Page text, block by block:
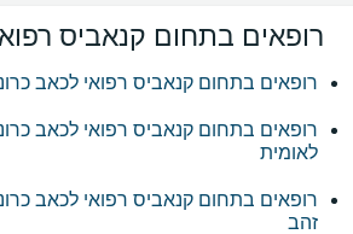
רופאים בתחום קנאביס
רופאים בתחום קנאביס רפואי לכאב
רופאים בתחום קנאביס רפואי לכאב
לאומית
רופאים בתחום קנאביס רפואי לכאב
זהב